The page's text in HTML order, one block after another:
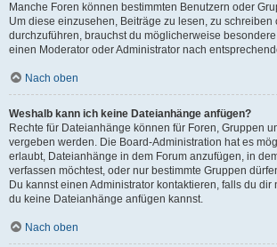
Manche Foren können bestimmten Benutzern oder
Um diese einzusehen, Beiträge zu lesen, zu schreiben
durchzuführen, brauchst du möglicherweise
einen Moderator oder Administrator nach
Nach oben
Weshalb kann ich keine Dateianhänge anfügen?
Rechte für Dateianhänge können für Foren, Gruppen
vergeben werden. Die Board-Administration hat es
erlaubt, Dateianhänge in dem Forum anzufügen, in
verfassen möchtest, oder nur bestimmte Gruppen
Du kannst einen Administrator kontaktieren, falls du dir
du keine Dateianhänge anfügen kannst.
Nach oben